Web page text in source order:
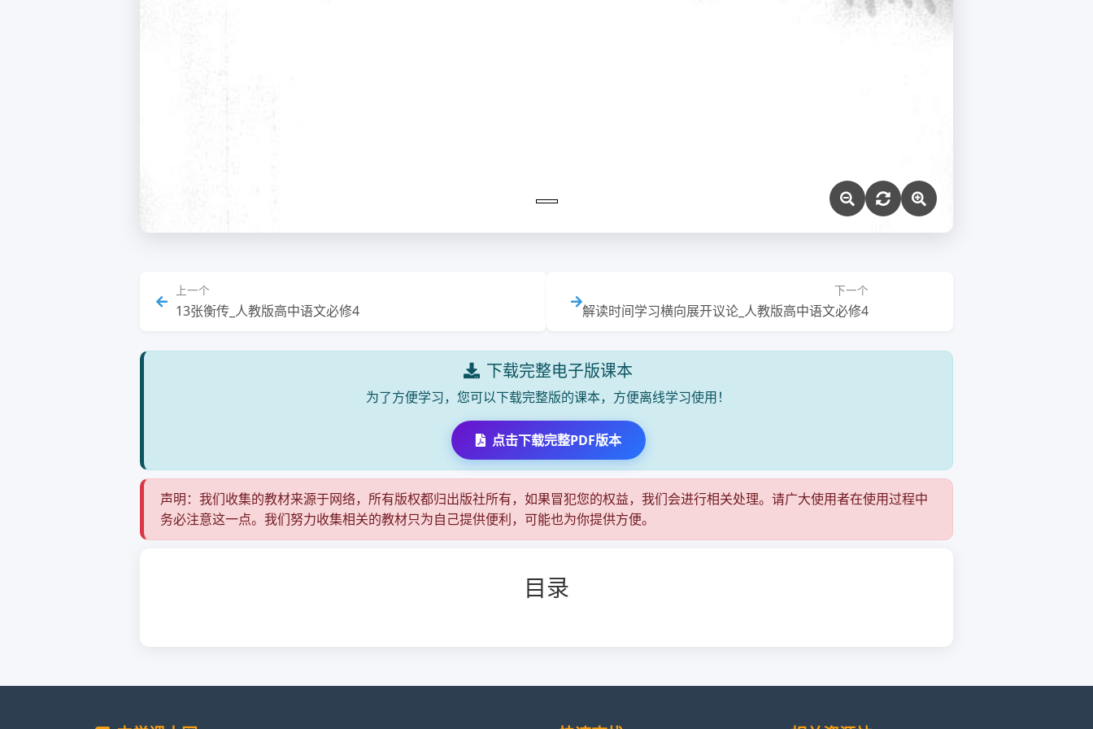
上一个
13张衡传_人教版高中语文必修4
下一个
解读时间学习横向展开议论_人教版高中语文必修4
下载完整电子版课本
为了方便学习，您可以下载完整版的课本，方便离线学习使用！
点击下载完整PDF版本
声明：我们收集的教材来源于网络，所有版权都归出版社所有，如果冒犯您的权益，我们会进行相关处理。请广大使用者在使用过程中
务必注意这一点。我们努力收集相关的教材只为自己提供便利，可能也为你提供方便。
目录